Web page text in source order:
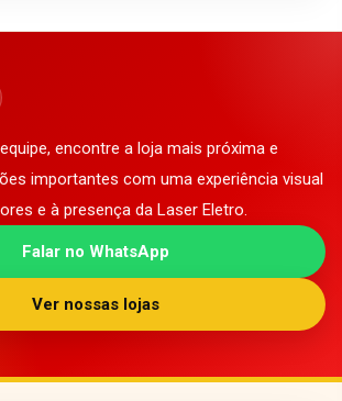
encontre a loja mais próxima e
importantes com uma experiência visual
e à presença da Laser Eletro.
Falar no WhatsApp
Ver nossas lojas